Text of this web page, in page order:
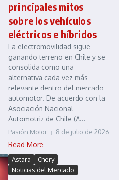
principales mitos
sobre los vehículos
eléctricos e híbridos
La electromovilidad sigue
ganando terreno en Chile y se
consolida como una
alternativa cada vez más
relevante dentro del mercado
automotor. De acuerdo con la
Asociación Nacional
Automotriz de Chile (A...
Pasión Motor 8 de julio de 2026
Read More
Astara
Chery
Noticias del Mercado